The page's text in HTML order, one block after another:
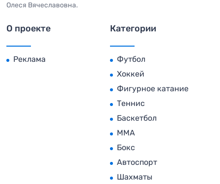
Олеся Вячеславовна.
О проекте
Реклама
Категории
Футбол
Хоккей
Фигурное катание
Теннис
Баскетбол
MMA
Бокс
Автоспорт
Шахматы